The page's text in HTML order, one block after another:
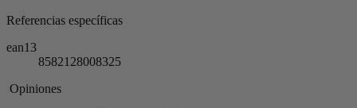
Referencias específicas
ean13
8582128008325
Opiniones